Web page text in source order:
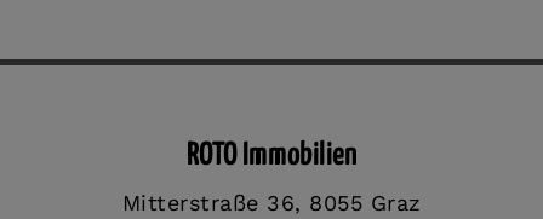
ROTO Immobilien
Mitterstraße 36, 8055 Graz